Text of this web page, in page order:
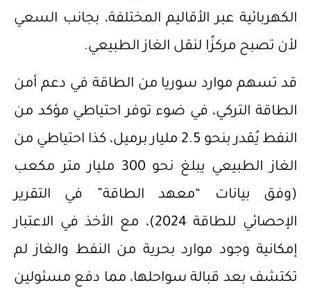
الكهربائية عبر الأقاليم المختلفة، بجانب السعي
لأن تصبح مركزًا لنقل الغاز الطبيعي.
قد تسهم موارد سوريا من الطاقة في دعم أمن
الطاقة التركي، في ضوء توفر احتياطي مؤكد من
النفط يُقدر بنحو 2.5 مليار برميل، كذا احتياطي من
الغاز الطبيعي يبلغ نحو 300 مليار متر مكعب
(وفق بيانات “معهد الطاقة” في التقرير
الإحصائي للطاقة 2024)، مع الأخذ في الاعتبار
إمكانية وجود موارد بحرية من النفط والغاز لم
تكتشف بعد قبالة سواحلها، مما دفع مسئولين